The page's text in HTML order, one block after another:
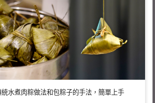
水煮肉粽做法和包粽子的手法，簡單上手